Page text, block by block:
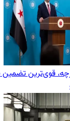
قوی‌ترین